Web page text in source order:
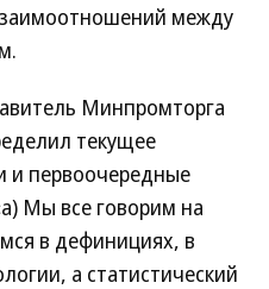
между
Минпромторга
текущее
и первоочередные
Мы все говорим на
в дефинициях, в
а статистический